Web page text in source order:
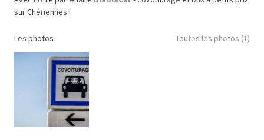
sur Chériennes !
Les photos Toutes les photos (1)